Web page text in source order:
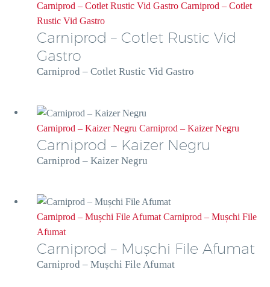
Carniprod – Cotlet Rustic Vid Gastro Carniprod – Cotlet
Rustic Vid Gastro
Carniprod – Cotlet Rustic Vid
Gastro
Carniprod – Cotlet Rustic Vid Gastro
Carniprod – Kaizer Negru Carniprod – Kaizer Negru
Carniprod – Kaizer Negru
Carniprod – Kaizer Negru
Carniprod – Mușchi File Afumat Carniprod – Mușchi File
Afumat
Carniprod – Mușchi File Afumat
Carniprod – Mușchi File Afumat